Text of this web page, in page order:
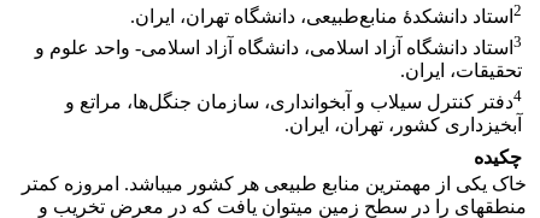
2 استاد دانشکدۀ منابع‌طبیعی، دانشگاه تهران، ایران.
3 استاد دانشگاه آزاد اسلامی، دانشگاه آزاد اسلامی- واحد علوم و
تحقیقات، ایران.
4دفتر کنترل سیلاب و آبخوانداری، سازمان جنگل‌ها، مراتع و
آبخیزداری کشور، تهران، ایران.
چکیده
خاک یکی از مهم­ترین منابع طبیعی هر کشور می‏‏‏باشد. امروزه کمتر
منطقه‏‏‏ای را در سطح زمین می‏‏‏توان یافت که در معرض تخریب و